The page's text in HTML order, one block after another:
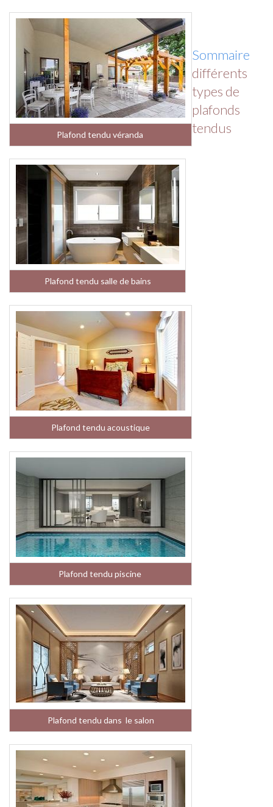
Plafond tendu véranda
Plafond tendu salle de bains
Plafond tendu acoustique
Plafond tendu piscine
Plafond tendu dans le salon
Sommaire
différents
types de
plafonds
tendus